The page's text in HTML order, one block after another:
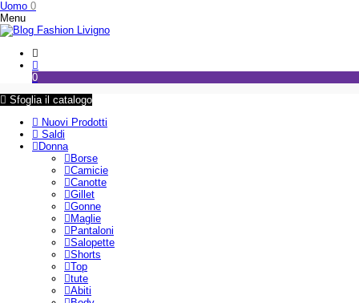
Uomo 0
Menu
0
Sfoglia il catalogo
Nuovi Prodotti
Saldi
Donna
Borse
Camicie
Canotte
Gillet
Gonne
Maglie
Pantaloni
Salopette
Shorts
Top
tute
Abiti